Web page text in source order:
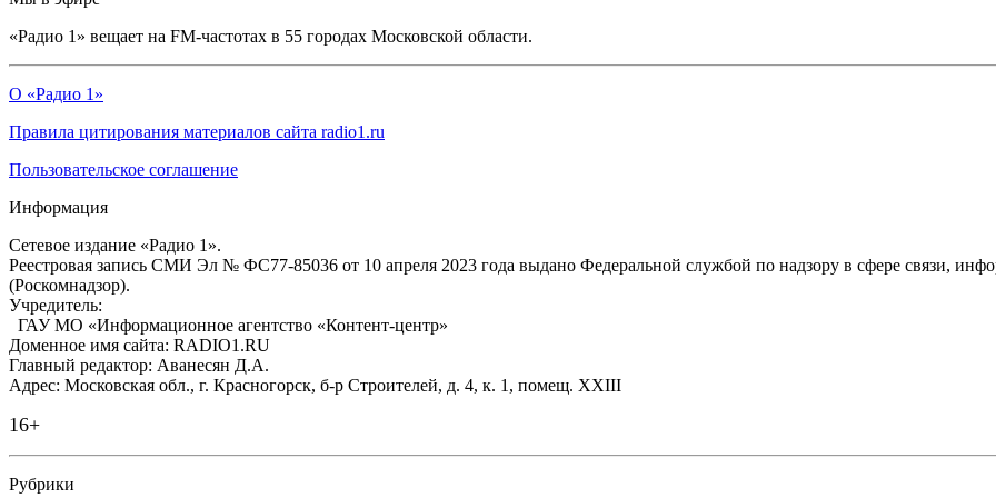
«Радио 1» вещает на FM-частотах в 55 городах Московской области.
О «Радио 1»
Правила цитирования материалов сайта radio1.ru
Пользовательское соглашение
Информация
Сетевое издание «Радио 1».
Реестровая запись СМИ Эл № ФС77-85036 от 10 апреля 2023 года выдано Федеральной службой по надзору в сфере связи,
(Роскомнадзор).
Учредитель:
ГАУ МО «Информационное агентство «Контент-центр»
Доменное имя сайта: RADIO1.RU
Главный редактор: Аванесян Д.А.
Адрес: Московская обл., г. Красногорск, б-р Строителей, д. 4, к. 1, помещ. XXIII
16+
Рубрики